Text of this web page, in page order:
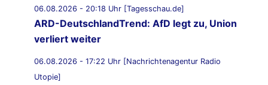
06.08.2026 - 20:18 Uhr [Tagesschau.de]
ARD-DeutschlandTrend: AfD legt zu, Union
verliert weiter
06.08.2026 - 17:22 Uhr [Nachrichtenagentur Radio
Utopie]